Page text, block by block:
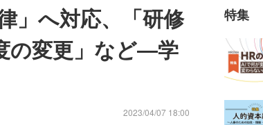
」へ対応、「研修
の変更」など―学
2023/04/07 18:00
特集